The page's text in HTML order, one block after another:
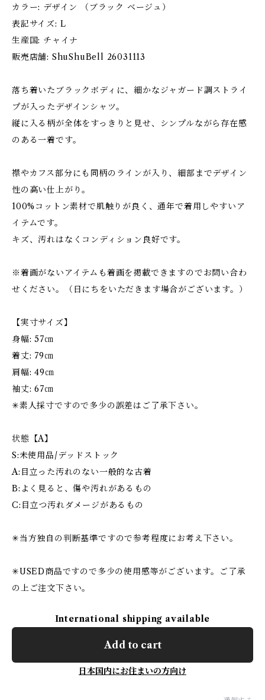
カラー: デザイン （ブラック ベージュ）
表記サイズ: L
生産国: チャイナ
販売店舗: ShuShuBell 26031113
落ち着いたブラックボディに、細かなジャガード調ストライ
プが入ったデザインシャツ。
縦に入る柄が全体をすっきりと見せ、シンプルながら存在感
のある一着です。
襟やカフス部分にも同柄のラインが入り、細部までデザイン
性の高い仕上がり。
100%コットン素材で肌触りが良く、通年で着用しやすいア
イテムです。
キズ、汚れはなくコンディション良好です。
※着画がないアイテムも着画を掲載できますのでお問い合わ
せください。（日にちをいただきます場合がございます。）
【実寸サイズ】
身幅: 57㎝
着丈: 79㎝
肩幅: 49㎝
袖丈: 67㎝
✳︎素人採寸ですので多少の誤差はご了承下さい。
状態【A】
S:未使用品/デッドストック
A:目立った汚れのない一般的な古着
B:よく見ると、傷や汚れがあるもの
C:目立つ汚れダメージがあるもの
✳︎当方独自の判断基準ですので参考程度にお考え下さい。
✳︎USED商品ですので多少の使用感等がございます。ご了承
の上ご注文下さい。
International shipping available
Add to cart
日本国内にお住まいの方向け